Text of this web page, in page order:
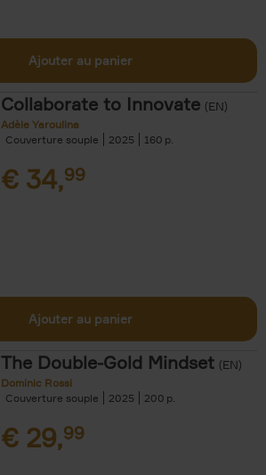
Ajouter au panier
Collaborate to Innovate (EN)
Adèle Yaroulina
Couverture souple
2025 160
€ 34,99
Ajouter au panier
The Double-Gold Mindset (EN)
Dominic Rossi
Couverture souple
2025 200
€ 29,99